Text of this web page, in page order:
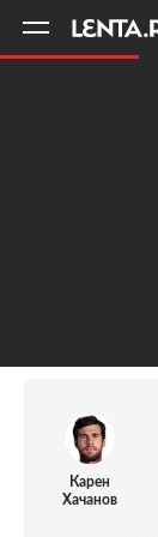
Карен
Хачанов